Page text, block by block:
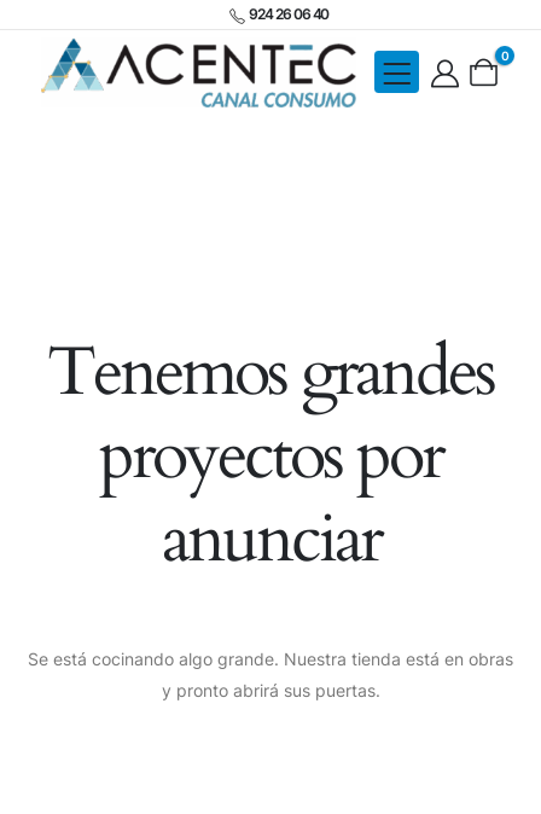
924 26 06 40
0
Tenemos grandes
proyectos por
anunciar
Se está cocinando algo grande. Nuestra tienda está en obras
y pronto abrirá sus puertas.